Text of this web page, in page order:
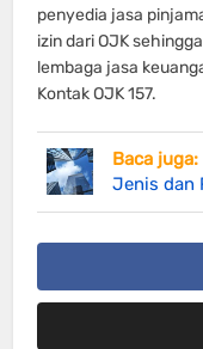
penyedia jasa
izin dari OJK
lembaga jasa
Kontak OJK 157.
Baca juga:
Jenis dan